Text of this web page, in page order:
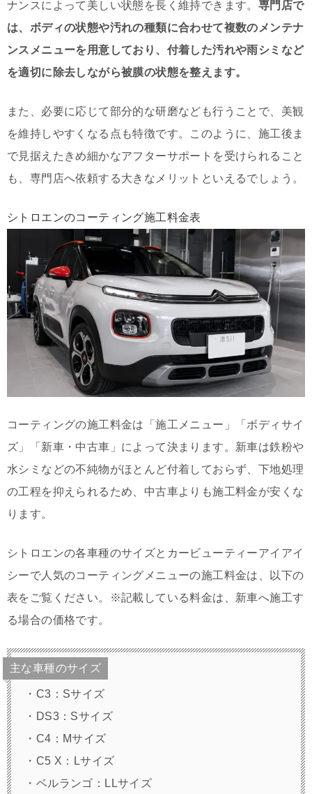
ナンスによって美しい状態を長く維持できます。 専門店で
は、ボディの状態や汚れの種類に合わせて複数のメンテナ
ンスメニューを用意しており、付着した汚れや雨シミなど
を適切に除去しながら被膜の状態を整えます。
また、必要に応じて部分的な研磨なども行うことで、美観
を維持しやすくなる点も特徴です。このように、施工後ま
で見据えたきめ細かなアフターサポートを受けられること
も、専門店へ依頼する大きなメリットといえるでしょう。
シトロエンのコーティング施工料金表
コーティングの施工料金は「施工メニュー」「ボディサイ
ズ」「新車・中古車」によって決まります。新車は鉄粉や
水シミなどの不純物がほとんど付着しておらず、下地処理
の工程を抑えられるため、中古車よりも施工料金が安くな
ります。
シトロエンの各車種のサイズとカービューティーアイアイ
シーで人気のコーティングメニューの施工料金は、以下の
表をご覧ください。※記載している料金は、新車へ施工す
る場合の価格です。
主な車種のサイズ
・C3：Sサイズ
・DS3：Sサイズ
・C4：Mサイズ
・C5 X：Lサイズ
・ベルランゴ：LLサイズ